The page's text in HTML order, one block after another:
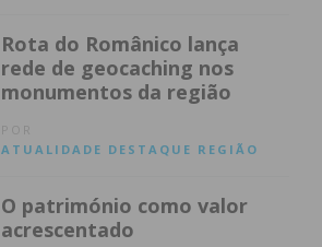
Rota do Românico lança
rede de geocaching nos
monumentos da região
ATUALIDADE DESTAQUE REGIÃO
O património como valor
acrescentado